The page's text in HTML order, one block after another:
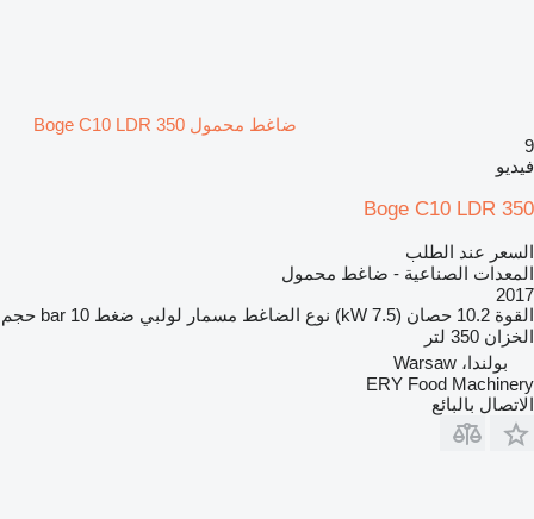
ضاغط محمول Boge C10 LDR 350
9
فيديو
Boge C10 LDR 350
السعر عند الطلب
المعدات الصناعية - ضاغط محمول
2017
القوة 10.2 حصان (7.5 kW) نوع الضاغط مسمار لولبي ضغط 10 bar
حجم
الخزان 350 لتر
بولندا، Warsaw
ERY Food Machinery
الاتصال بالبائع